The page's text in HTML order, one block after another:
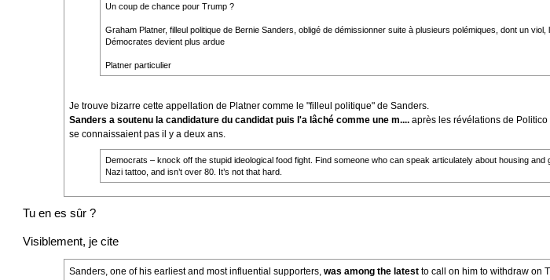
Un coup de chance pour Trump ?
Graham Platner, filleul politique de Bernie Sanders, obligé de démissionner suite à plusieurs polémiques, dont un viol,
Démocrates devient plus ardue
Platner particulier
Je trouve bizarre cette appellation de Platner comme le "filleul politique" de Sanders.
Sanders a soutenu la candidature du candidat puis l'a lâché comme une m.... après les révélations de
se connaissaient pas il y a deux ans.
Democrats – knock off the stupid ideological food fight. Find someone who can speak articulately about housing and
Nazi tattoo, and isn’t over 80. It’s not that hard.
Tu en es sûr ?
Visiblement, je cite
Sanders, one of his earliest and most influential supporters, was among the latestto call on him to withdraw on